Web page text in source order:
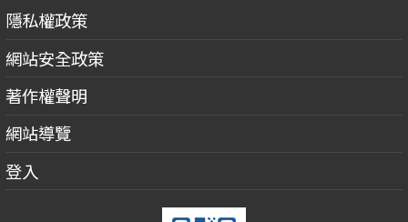
隱私權政策
網站安全政策
著作權聲明
網站導覽
登入